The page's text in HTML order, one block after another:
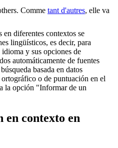
. Comme tant d'autres, elle va
en diferentes contextos se
lingüísticos, es decir, para
y sus opciones de
automáticamente de fuentes
basada en datos
o de puntuación en el
la opción "Informar de un
en contexto en